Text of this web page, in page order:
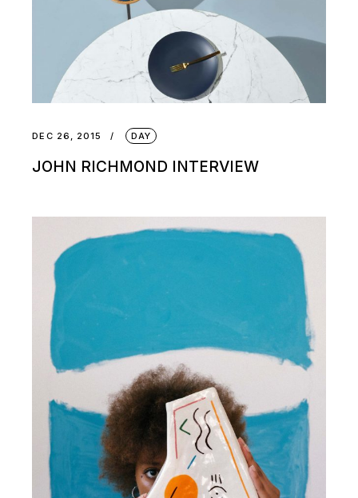
DEC 26, 2015 DAY
JOHN RICHMOND INTERVIEW